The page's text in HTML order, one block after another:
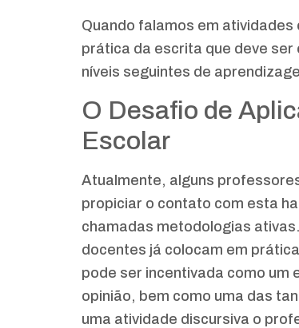
Quando falamos em
prática da escrita que deve
níveis seguintes de
O Desafio de
Escolar
Atualmente, alguns
propiciar o contato com esta
chamadas metodologias
docentes já colocam em
pode ser incentivada como um
opinião, bem como uma das
uma atividade discursiva o